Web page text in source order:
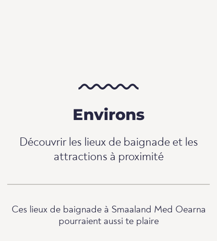
Environs
Découvrir les lieux de baignade et les
attractions à proximité
Ces lieux de baignade à Smaaland Med Oearna
pourraient aussi te plaire